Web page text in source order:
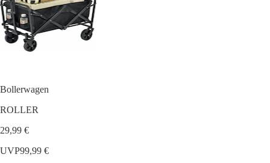
Bollerwagen
ROLLER
29,99 €
UVP99,99 €